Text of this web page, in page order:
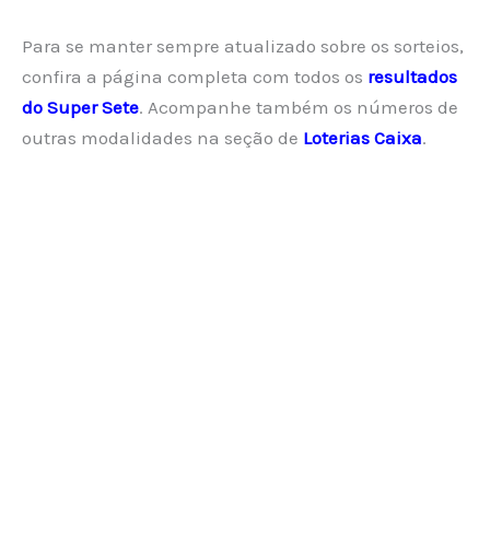
Para se manter sempre atualizado sobre os sorteios,
confira a página completa com todos os resultados
do Super Sete. Acompanhe também os números de
outras modalidades na seção de Loterias Caixa.